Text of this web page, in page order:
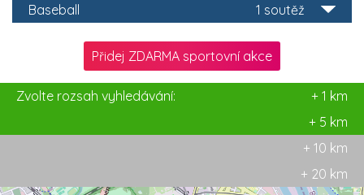
1 soutěž
Baseball
Přidej ZDARMA sportovní akce
Zvolte rozsah vyhledávání:
+ 1 km
+ 5 km
+ 10 km
+ 20 km